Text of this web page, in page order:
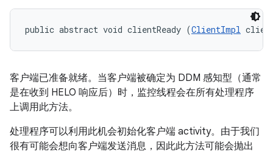
public abstract void clientReady (ClientImpl
客户端已准备就绪。当客户端被确定为 DDM 感知型（通常
是在收到 HELO 响应后）时，监控线程会在所有处理程序
上调用此方法。
处理程序可以利用此机会初始化客户端 activity。由于我们
很有可能会想向客户端发送消息，因此此方法可能会抛出